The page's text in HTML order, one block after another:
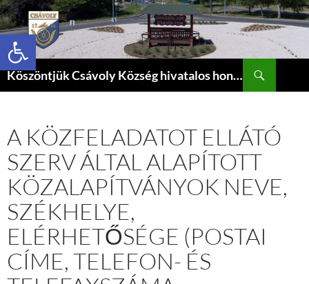
Eszköztár megnyitása
Köszöntjük Csávoly Község hivatalos honlapján.
Keresés
A KÖZFELADATOT ELLÁTÓ
SZERV ÁLTAL ALAPÍTOTT
KÖZALAPÍTVÁNYOK NEVE,
SZÉKHELYE,
ELÉRHETŐSÉGE (POSTAI
CÍME, TELEFON- ÉS